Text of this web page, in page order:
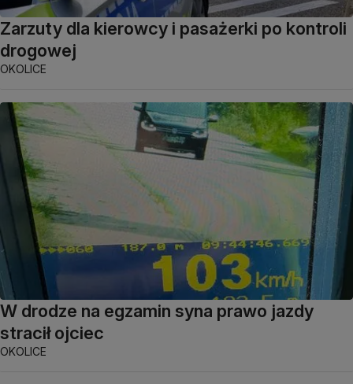
Zarzuty dla kierowcy i pasażerki po kontroli
drogowej
OKOLICE
W drodze na egzamin syna prawo jazdy
stracił ojciec
OKOLICE